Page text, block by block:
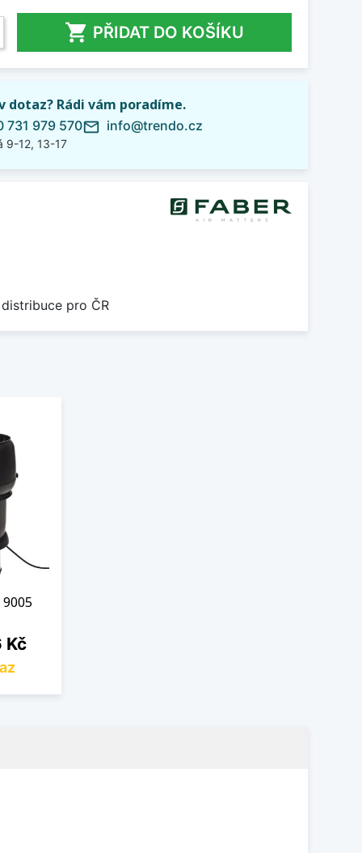
 PŘIDAT DO KOŠÍKU
dotaz? Rádi vám poradíme.
731 979 570
9-12, 13-17
mail_outline info@trendo.cz
pro ČR
9005
Kč